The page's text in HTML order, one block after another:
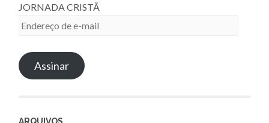
JORNADA CRISTÃ
Endereço
e-
mailAssinar
ARQUIVOS